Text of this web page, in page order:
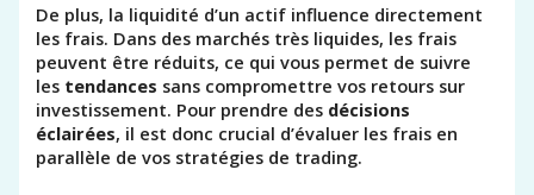
De plus, la liquidité d’un actif influence directement
les frais. Dans des marchés très liquides, les frais
peuvent être réduits, ce qui vous permet de suivre
les tendances sans compromettre vos retours sur
investissement. Pour prendre des décisions
éclairées, il est donc crucial d’évaluer les frais en
parallèle de vos stratégies de trading.